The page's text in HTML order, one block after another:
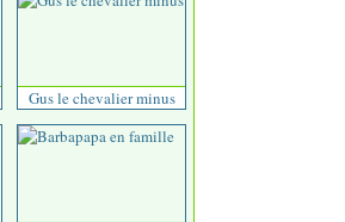
Gus le chevalier minus